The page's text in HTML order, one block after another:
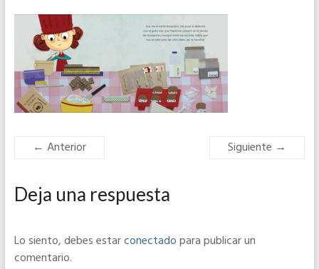
← Anterior Siguiente →
Deja una respuesta
Lo siento, debes estarconectadopara publicar un
comentario.